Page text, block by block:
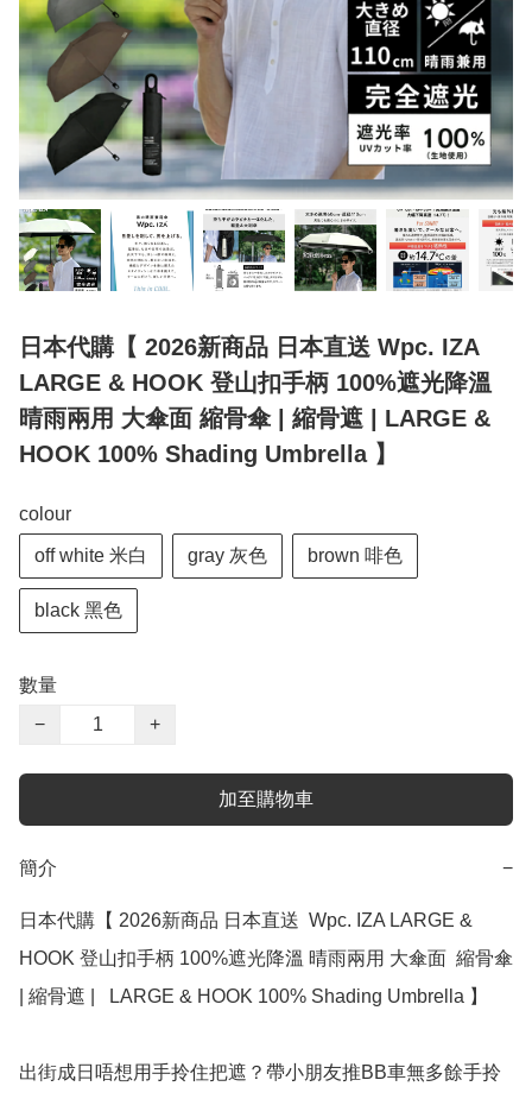
日本代購【 2026新商品 日本直送 Wpc. IZA
LARGE & HOOK 登山扣手柄 100%遮光降溫
晴雨兩用 大傘面 縮骨傘 | 縮骨遮 | LARGE &
HOOK 100% Shading Umbrella 】
colour
off white 米白 gray 灰色 brown 啡色
black 黑色
數量
−
+
加至購物車
簡介 −
日本代購【 2026新商品 日本直送  Wpc. IZA LARGE &
HOOK 登山扣手柄 100%遮光降溫 晴雨兩用 大傘面  縮骨傘
| 縮骨遮 |   LARGE & HOOK 100% Shading Umbrella 】﻿
出街成日唔想用手拎住把遮？帶小朋友推BB車無多餘手拎